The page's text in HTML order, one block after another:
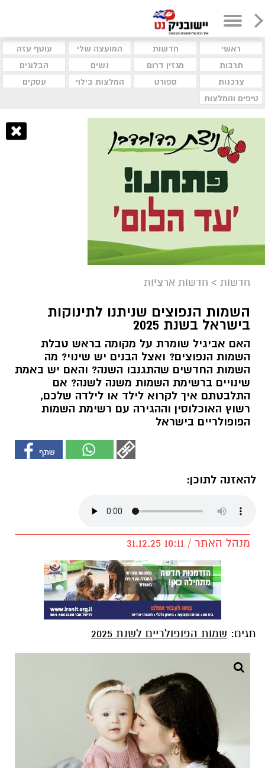
ראשי חדשות המועצה שלי
עוטף עזה
תרבות
מגזין דרום נשים
הבלוגים
צרכנות
ספורט המלצות בילוי
עסקים
טיפים והמלצות
חדשות > חדשות ארציות
השמות הנפוצים שניתנו לתינוקות
בישראל בשנת 2025
האם אביגיל שומרת על מקומה בראש טבלת
השמות הנפוצים? ואצל הבנים יש שינוי? מה
השמות החדשים שהתגנבו השנה? והאם יש באמת
שינויים ברשימת השמות משנה לשנה? אם
התלבטתם איך לקרוא לילד או לילדה שלכם,
רשוץ האוכלוסין וההגירה עם רשימת השמות
הפופולריים בישראל
להאזנה לתוכן:
מנהל האתר / 10:11 31.12.25
תגים: שמות הפופולריים לשנת 2025